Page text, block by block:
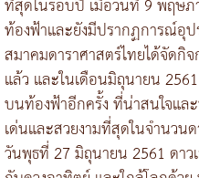
ที่สุดในรอบปี เมื่อวันที่ 9 พฤษ
ท้องฟ้าและยังมีปรากฏการณ์อุ
สมาคมดาราศาสตร์ไทยได้จัดกิ
แล้ว และในเดือนมิถุนายน
บนท้องฟ้าอีกครั้ง ที่น่าสนใจแล
เด่นและสวยงามที่สุดในจำนวน
วันพุธที่ 27 มิถุนายน 2561 ดาว